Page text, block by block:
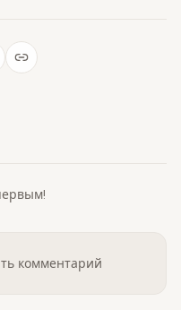
комментарий